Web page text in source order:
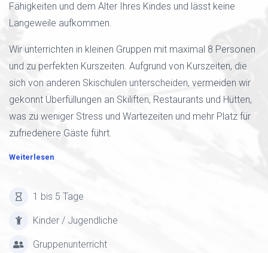
Fähigkeiten und dem Alter Ihres Kindes und lässt keine
Langeweile aufkommen.
Wir unterrichten in kleinen Gruppen mit maximal 8 Personen
und zu perfekten Kurszeiten. Aufgrund von Kurszeiten, die
sich von anderen Skischulen unterscheiden, vermeiden wir
gekonnt Überfüllungen an Skiliften, Restaurants und Hütten,
was zu weniger Stress und Wartezeiten und mehr Platz für
zufriedenere Gäste führt.
Weiterlesen
1 bis 5 Tage
Kinder / Jugendliche
Gruppenunterricht